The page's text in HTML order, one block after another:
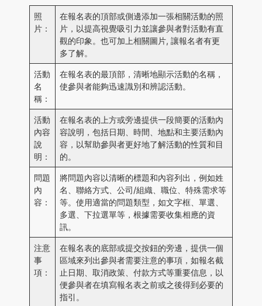
照
片：
在報名表的頂部或側邊添加一張相關活動的照
片，以提高視覺吸引力並讓參與者對活動有直
觀的印象。也可加上相關圖片, 讓報名者有更
多了解。
活動
名
稱：
在報名表的最頂部，清晰地顯示活動的名稱，
使參與者能夠迅速識別和辨認活動。
活動
內容
說
明：
在報名表的上方或旁邊提供一段簡要的活動內
容說明，包括日期、時間、地點和主要活動內
容，以幫助參與者更好地了解活動的性質和目
的。
問題
內
容：
將問題內容以清晰的標題和內容列出，例如姓
名、聯絡方式、公司/組織、職位、特殊需求等
等。使用適當的問題類型，如文字框、單選、
多選、下拉選單等，根據需要收集相應的資
訊。
注意
事
項：
在報名表的底部或提交按鈕的旁邊，提供一個
區域來列出參與者需要注意的事項，如報名截
止日期、取消政策、付款方式等重要信息，以
便參與者在填寫報名表之前或之後得到必要的
指引。